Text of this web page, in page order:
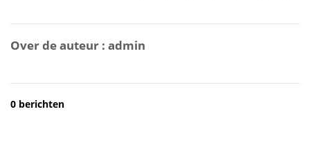
Over de auteur : admin
0 berichten